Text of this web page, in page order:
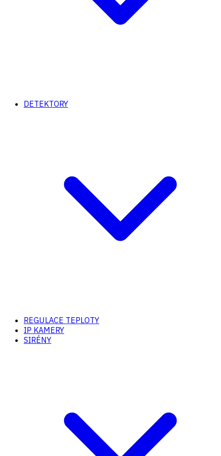
DETEKTORY
REGULACE TEPLOTY
IP KAMERY
SIRÉNY